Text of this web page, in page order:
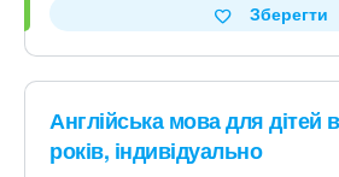
Зберегти
Англійська мова для дітей
років, індивідуально